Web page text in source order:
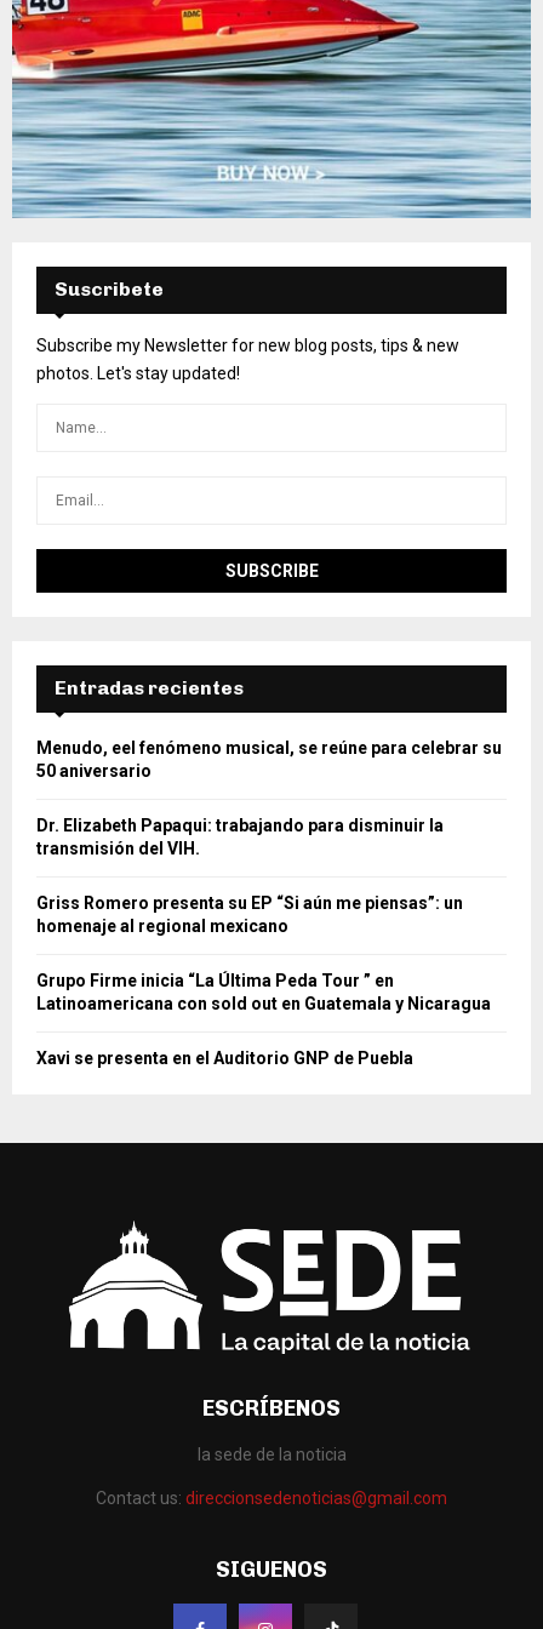
Suscribete
Subscribe my Newsletter for new blog posts, tips & new
photos. Let's stay updated!
Entradas recientes
Menudo, eel fenómeno musical, se reúne para celebrar su
50 aniversario
Dr. Elizabeth Papaqui: trabajando para disminuir la
transmisión del VIH.
Griss Romero presenta su EP “Si aún me piensas”: un
homenaje al regional mexicano
Grupo Firme inicia “La Última Peda Tour ” en
Latinoamericana con sold out en Guatemala y Nicaragua
Xavi se presenta en el Auditorio GNP de Puebla
ESCRÍBENOS
la sede de la noticia
Contact us: direccionsedenoticias@gmail.com
SIGUENOS